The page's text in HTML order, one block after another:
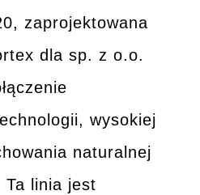
zaprojektowana
dla sp. z o.o.
wysokiej
naturalnej
Ta linia jest